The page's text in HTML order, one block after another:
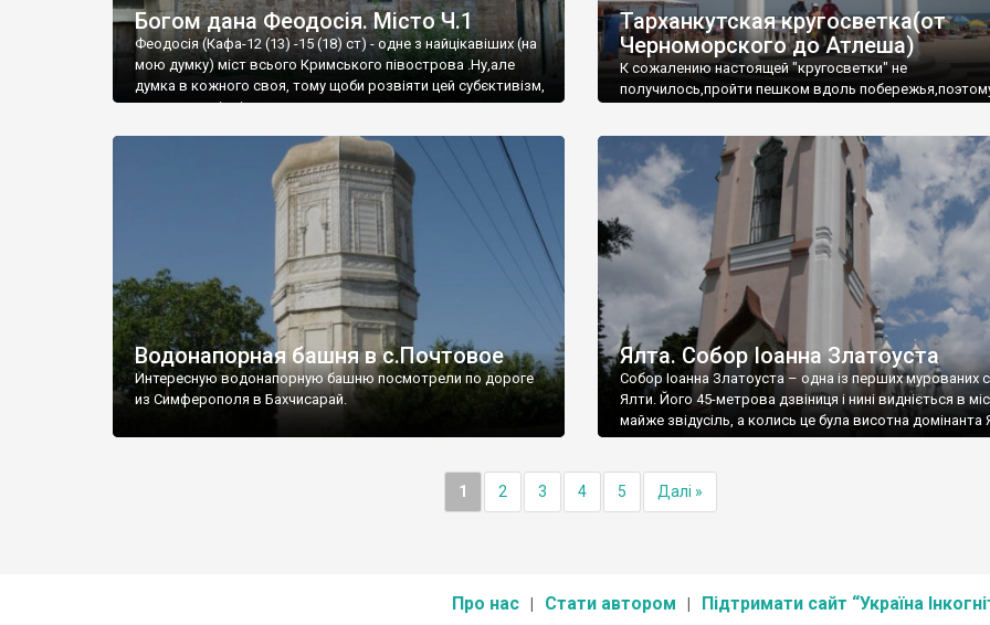
Богом дана Феодосія. Місто Ч.1
Феодосія (Кафа-12 (13) -15 (18) ст) - одне з найцікавіших (на
мою думку) міст всього Кримського півострова .Ну,але
думка в кожного своя, тому щоби розвіяти цей субєктивізм,
запрошую відвідати це
Тарханкутская кругосветка(от
Черноморского до Атлеша)
К сожалению настоящей "кругосветки" не
получилось,пройти пешком вдоль
Водонапорная башня в с.Почтовое
Интересную водонапорную башню посмотрели по дороге
из Симферополя в Бахчисарай.
Ялта. Собор Іоанна Златоуста
Собор Іоанна Златоуста – одна із перших мурованих
Ялти. Його 45-метрова дзвіниця і нині видніється в
майже звідусіль, а колись це була висотна домінанта
1 2 3 4 5 Далі »
Про нас Стати автором Підтримати сайт “Україна